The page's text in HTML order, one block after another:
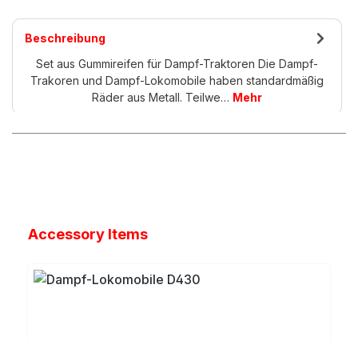
Beschreibung
Set aus Gummireifen für Dampf-Traktoren Die Dampf-
Trakoren und Dampf-Lokomobile haben standardmäßig
Räder aus Metall. Teilwe… Mehr
Produktgalerie überspringen
Accessory Items